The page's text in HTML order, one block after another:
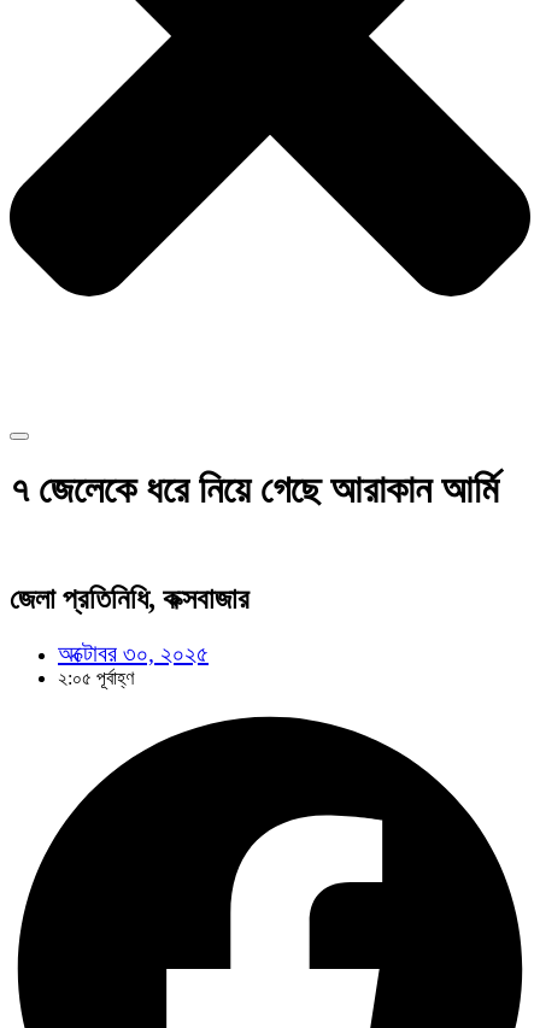
৭ জেলেকে ধরে নিয়ে গেছে আরাকান আর্মি
জেলা প্রতিনিধি, কক্সবাজার
অক্টোবর ৩০, ২০২৫
২:০৫ পূর্বাহ্ণ